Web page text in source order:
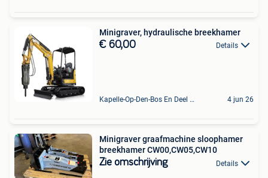
Minigraver, hydraulische breekhamer
€ 60,00 Details
Kapelle-Op-Den-Bos En Deel Van Zemst 4 jun 26
Minigraver graafmachine sloophamer
breekhamer CW00,CW05,CW10
Zie omschrijving Details